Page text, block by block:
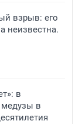
взрыв: его
неизвестна.
в
медузы в